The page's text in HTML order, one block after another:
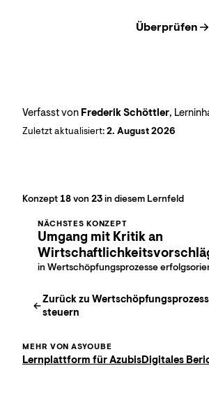
Überprüfen
Verfasst von Frederik Schöttler,
Zuletzt aktualisiert:2. August 2026
Konzept 18von 23in diesem Lernfeld
NÄCHSTES KONZEPT
Umgang mit Kritik an
in Wertschöpfungsprozesse
Zurück zu
steuern
MEHR VON ASYOUBE
Lernplattform für AzubisDigitales